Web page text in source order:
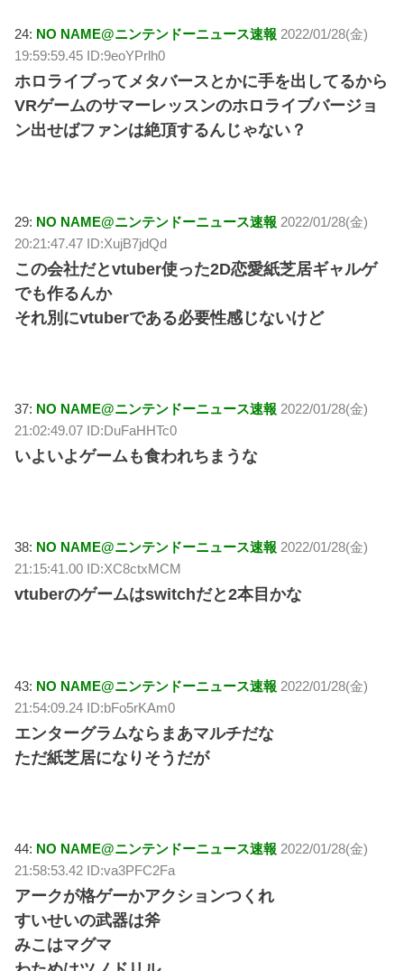
24: NO NAME@ニンテンドーニュース速報 2022/01/28(金)
19:59:59.45 ID:9eoYPrlh0
ホロライブってメタバースとかに手を出してるから
VRゲームのサマーレッスンのホロライブバージョ
ン出せばファンは絶頂するんじゃない？
29: NO NAME@ニンテンドーニュース速報 2022/01/28(金)
20:21:47.47 ID:XujB7jdQd
この会社だとvtuber使った2D恋愛紙芝居ギャルゲ
でも作るんか
それ別にvtuberである必要性感じないけど
37: NO NAME@ニンテンドーニュース速報 2022/01/28(金)
21:02:49.07 ID:DuFaHHTc0
いよいよゲームも食われちまうな
38: NO NAME@ニンテンドーニュース速報 2022/01/28(金)
21:15:41.00 ID:XC8ctxMCM
vtuberのゲームはswitchだと2本目かな
43: NO NAME@ニンテンドーニュース速報 2022/01/28(金)
21:54:09.24 ID:bFo5rKAm0
エンターグラムならまあマルチだな
ただ紙芝居になりそうだが
44: NO NAME@ニンテンドーニュース速報 2022/01/28(金)
21:58:53.42 ID:va3PFC2Fa
アークが格ゲーかアクションつくれ
すいせいの武器は斧
みこはマグマ